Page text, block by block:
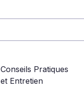
Conseils Pratiques
et Entretien